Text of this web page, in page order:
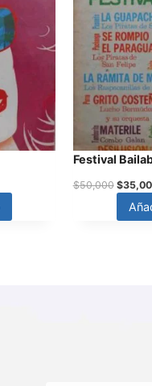
Festival
$50,000 $